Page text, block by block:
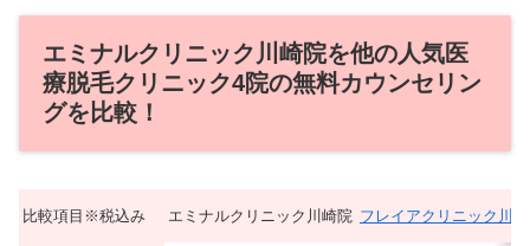
エミナルクリニック川崎院を他の人気医
療脱毛クリニック4院の無料カウンセリン
グを比較！
比較項目※税込み エミナルクリニック川崎院 フレイアクリニック川